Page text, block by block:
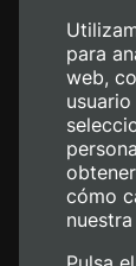
para
web,
cómo
nuestra